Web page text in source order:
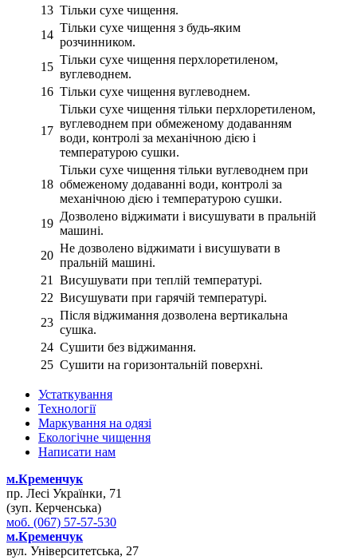
13 Тільки сухе чищення.
14
Тільки сухе чищення з будь-яким
розчинником.
15
Тільки сухе чищення перхлоретиленом,
вуглеводнем.
16 Тільки сухе чищення вуглеводнем.
17
Тільки сухе чищення тільки перхлоретиленом,
вуглеводнем при обмеженому додаванням
води, контролі за механічною дією і
температурою сушки.
18
Тільки сухе чищення тільки вуглеводнем при
обмеженому додаванні води, контролі за
механічною дією і температурою сушки.
19
Дозволено віджимати і висушувати в пральній
машині.
20
Не дозволено віджимати і висушувати в
пральній машині.
21
Висушувати при теплій температурі.
22 Висушувати при гарячій температурі.
23
Після віджимання дозволена вертикальна
сушка.
24 Сушити без віджимання.
25 Сушити на горизонтальній поверхні.
Устаткування
Технології
Маркування на одязі
Екологічне чищення
Написати нам
м.Кременчук
пр. Лесі Українки, 71
(зуп. Керченська)
моб. (067) 57-57-530
м.Кременчук
вул. Університетська, 27